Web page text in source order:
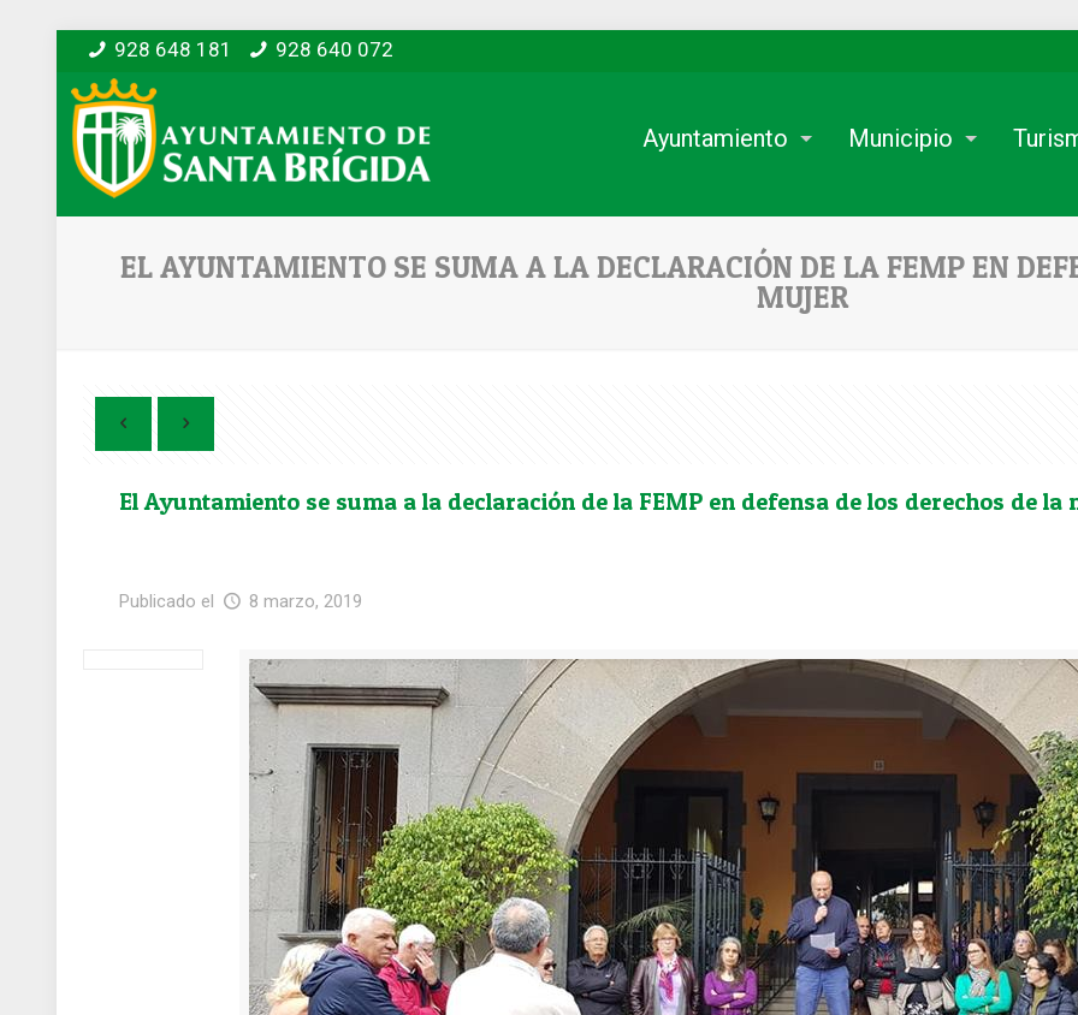
928 648 181 928 640 072
Ayuntamiento Municipio
EL AYUNTAMIENTO SE SUMA A LA DECLARACIÓN DE LA FEMP EN
MUJER
El Ayuntamiento se suma a la declaración de la FEMP en defensa de los derechos de la
Publicado el 8 marzo, 2019